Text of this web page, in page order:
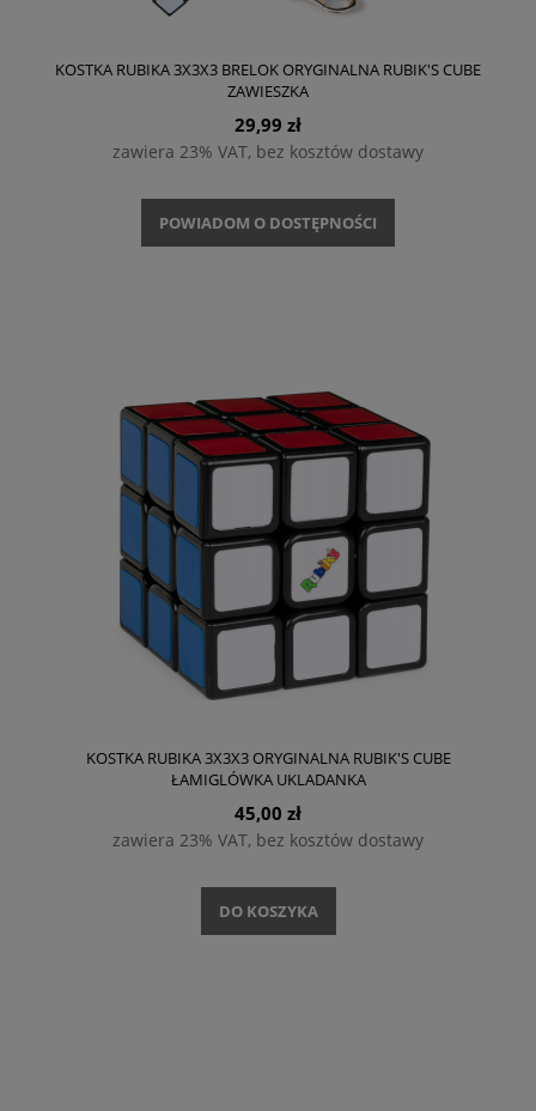
KOSTKA RUBIKA 3X3X3 BRELOK ORYGINALNA RUBIK'S CUBE
ZAWIESZKA
29,99 zł
zawiera 23% VAT, bez kosztów dostawy
POWIADOM O DOSTĘPNOŚCI
KOSTKA RUBIKA 3X3X3 ORYGINALNA RUBIK'S CUBE
ŁAMIGLÓWKA UKLADANKA
45,00 zł
zawiera 23% VAT, bez kosztów dostawy
DO KOSZYKA